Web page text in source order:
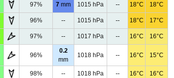
97% 7 mm 1015 hPa -- 18°C 18°C
96% -- 1015 hPa -- 18°C 17°C
97% -- 1017 hPa -- 16°C 16°C
96%
0.2
mm
1018 hPa -- 16°C 15°C
98% -- 1018 hPa -- 16°C 16°C